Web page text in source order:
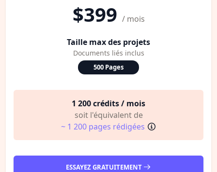
$399 / mois
Taille max des projets
Documents liés inclus
500 Pages
1 200 crédits / mois
soit l'équivalent de
~ 1 200 pages rédigées
ESSAYEZ GRATUITEMENT